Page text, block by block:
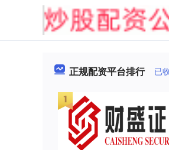
正规配资平台排行 已